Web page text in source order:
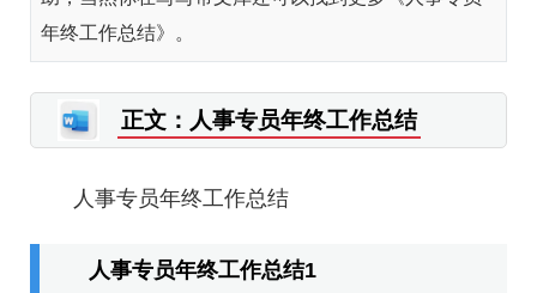
年终工作总结》。
正文：人事专员年终工作总结
人事专员年终工作总结
人事专员年终工作总结1